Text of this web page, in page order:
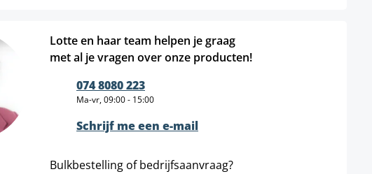
Lotte en haar team helpen je graag
met al je vragen over onze producten!
074 8080 223
Ma-vr, 09:00 - 15:00
Schrijf me een e-mail
Bulkbestelling of bedrijfsaanvraag?